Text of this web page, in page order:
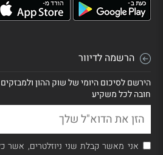
הרשמה לדיוור
הירשם לסיכום היומי של שוק ההון
חובה לכל משקיע
אני מאשר קבלת שני ניוזלטרים, אשר